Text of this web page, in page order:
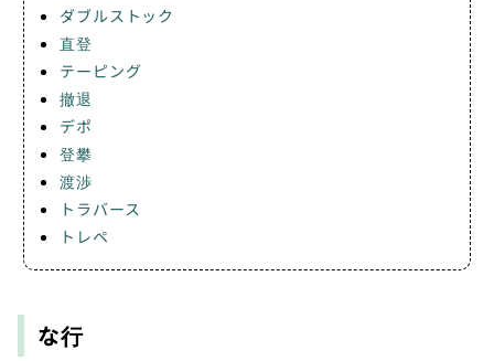
ダブルストック
直登
テーピング
撤退
デポ
登攀
渡渉
トラバース
トレペ
な行